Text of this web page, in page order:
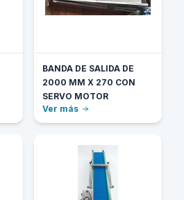
BANDA DE SALIDA DE
2000 MM X 270 CON
SERVO MOTOR
Ver más